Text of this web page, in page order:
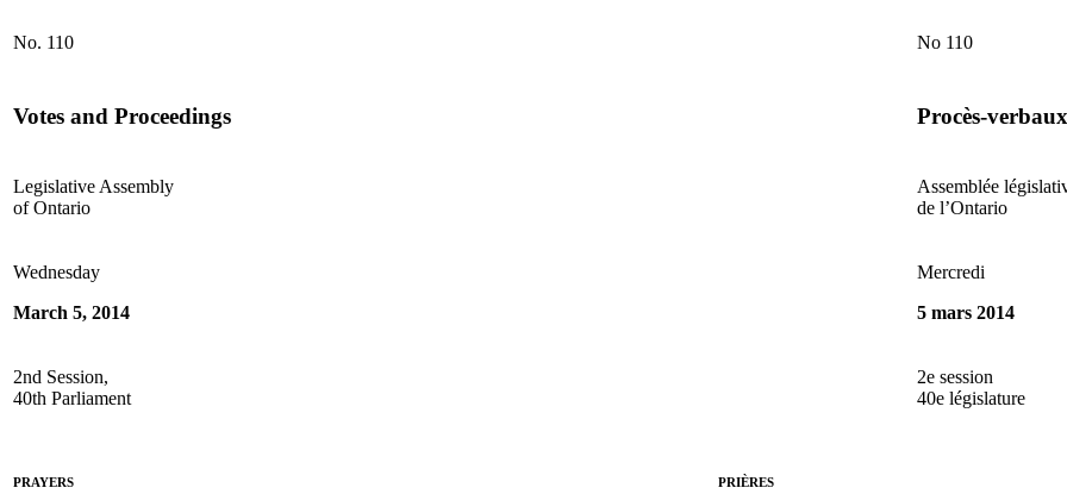
No. 110 No 110
Votes and Proceedings Procès-verbaux
Legislative Assembly
of Ontario
Assemblée
de l’Ontario
Wednesday
March 5, 2014
Mercredi
5 mars 2014
2nd Session,
40th Parliament
2e session
40e législature
PRAYERS PRIÈRES